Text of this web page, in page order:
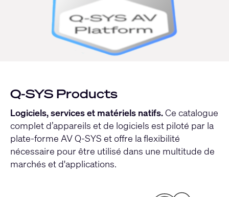
Q-SYS Products
Logiciels, services et matériels natifs.Ce catalogue
complet d’appareils et de logiciels est piloté par la
plate-forme AV Q-SYS et offre la flexibilité
nécessaire pour être utilisé dans une multitude de
marchés et d'applications.